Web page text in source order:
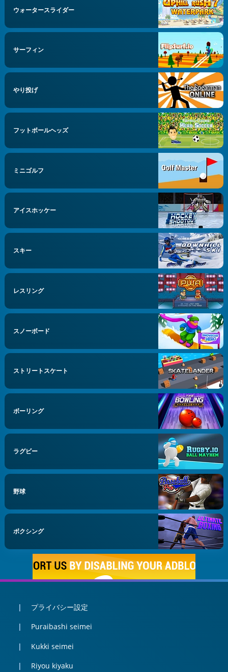
ウォータースライダー
サーフィン
やり投げ
フットボールヘッズ
ミニゴルフ
アイスホッケー
スキー
レスリング
スノーボード
ストリートスケート
ボーリング
ラグビー
野球
ボクシング
プライバシー設定
Puraibashi seimei
Kukki seimei
Riyou kiyaku